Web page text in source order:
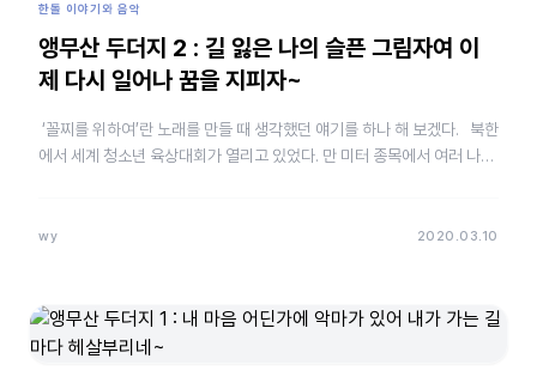
한돌 이야기와 음악
앵무산 두더지 2 : 길 잃은 나의 슬픈 그림자여 이
제 다시 일어나 꿈을 지피자~
‘꼴찌를 위하여’란 노래를 만들 때 생각했던 얘기를 하나 해 보겠다. 북한
에서 세계 청소년 육상대회가 열리고 있었다. 만 미터 종목에서 여러 나라
wy 2020.03.10